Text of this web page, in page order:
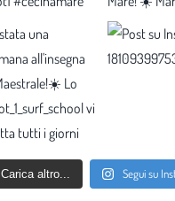
Carica altro... Segui su